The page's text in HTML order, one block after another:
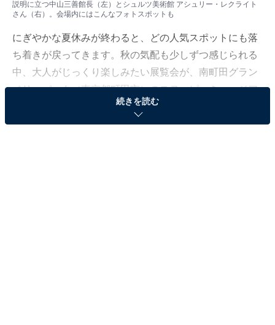
説明に立つ中山三善館長（左）とシュルツ美術館 アシュリー・レクライト
さん（右）。会場内にはこんなフォトスポットも
にぎやかな夏休みが終わると、どの人気スポットにも落
ち着きが戻ってきます。秋の気配も少しずつ感じられる
中、大人がじっくり楽しみたい展覧会が、南町田グラン
ベリーパーク（東京都町田市）のスヌーピーミュージア
ムで行われている企画展「今こそ、ルーシー！」～
LUCY IS HERE～です。
続きを読む